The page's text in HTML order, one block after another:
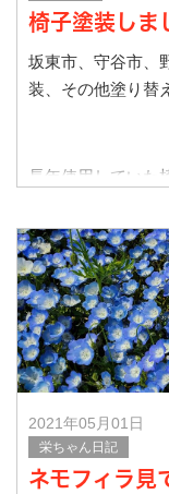
椅子塗装しま
坂東市、守谷市、
装、その他塗り替
長年使用していた
施工前です。
2021年05月01日
栄ちゃん日記
ネモフィラ見